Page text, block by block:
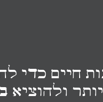
יותר ולהוציא